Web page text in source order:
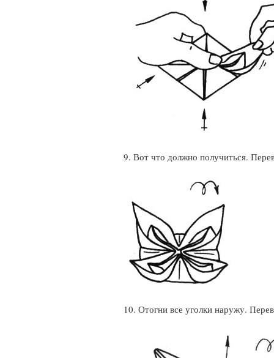
9. Вот что должно получиться.
10. Отогни все уголки наружу.